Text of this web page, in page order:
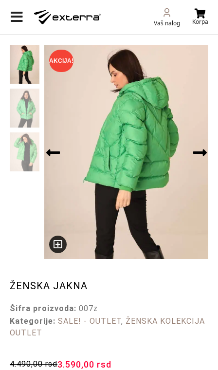
Vaš nalog Korpa
AKCIJA!
ŽENSKA JAKNA
Šifra proizvoda: 007z
Kategorije: SALE! - OUTLET, ŽENSKA KOLEKCIJA
OUTLET
4.490,00rsd3.590,00 rsd